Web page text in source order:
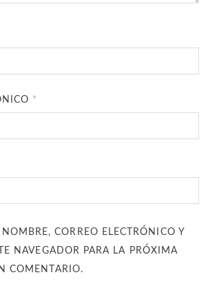
*
CORREO ELECTRÓNICO Y
NAVEGADOR PARA LA PRÓXIMA
COMENTARIO.